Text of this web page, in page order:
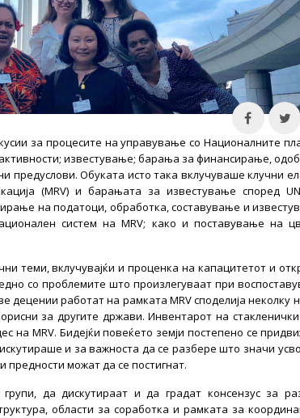
за процесите на управување со Националните
известување; барања за финансирање,
Обуката исто така вклучуваше клучни
(MRV) и барањата за известување според
на податоци, обработка, составување и
систем на MRV; како и поставување на
теми, вклучувајќи и проценка на капацитетот и
со проблемите што произлегуваат при
децении работат на рамката MRV споделија неколку
за другите држави. Инвентарот на стакленички
на MRV. Бидејќи повеќето земји постепено се
и за важноста да се разбере што значи
предности можат да се постигнат.
да дискутираат и да градат консензус за
области за соработка и рамката за